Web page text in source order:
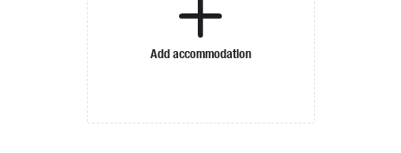
Add accommodation